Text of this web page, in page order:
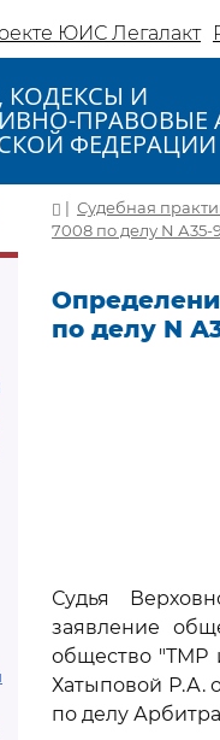
ЮИС Легалакт
КОДЕКСЫ И
ПРАВОВЫЕ
ФЕДЕРАЦИИ
| Судебная
7008 по делу N А35-
по делу N
Судья
заявление
общество "ТМР
Хатыповой Р.А.
по делу